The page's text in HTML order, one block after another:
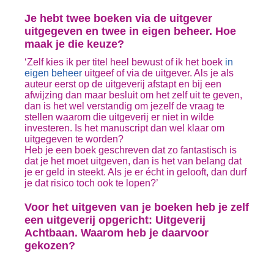
Je hebt twee boeken via de uitgever
uitgegeven en twee in eigen beheer. Hoe
maak je die keuze?
‘Zelf kies ik per titel heel bewust of ik het boek in
eigen beheer uitgeef of via de uitgever. Als je als
auteur eerst op de uitgeverij afstapt en bij een
afwijzing dan maar besluit om het zelf uit te geven,
dan is het wel verstandig om jezelf de vraag te
stellen waarom die uitgeverij er niet in wilde
investeren. Is het manuscript dan wel klaar om
uitgegeven te worden?
Heb je een boek geschreven dat zo fantastisch is
dat je het moet uitgeven, dan is het van belang dat
je er geld in steekt. Als je er écht in gelooft, dan durf
je dat risico toch ook te lopen?’
Voor het uitgeven van je boeken heb je zelf
een uitgeverij opgericht: Uitgeverij
Achtbaan. Waarom heb je daarvoor
gekozen?